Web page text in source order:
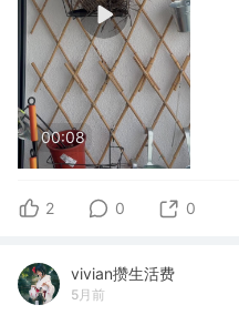
00:08
2 0 0
vivian攒生活费
5月前